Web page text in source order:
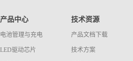
产品中心
电池管理与充电
LED驱动芯片
技术资源
产品文档下载
技术方案